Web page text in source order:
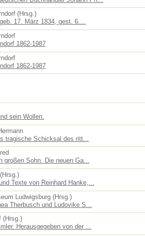
(Hrsg.)
17. März 1834, gest. 6....
1862-1987
1862-1987
sein Wollen.
tragische Schicksal des ritt...
großen Sohn. Die neuen Ga...
Texte von Reinhard Hanke,...
Ludwigsburg (Hrsg.)
Therbusch und Ludovike S...
(Hrsg.)
Herausgegeben von der ...